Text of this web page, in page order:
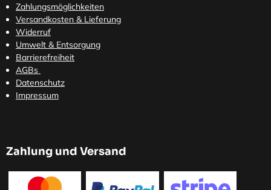
Zahlungsmöglichkeiten
Versandkosten & Lieferung
Widerruf
Umwelt & Entsorgung
Barrierefreiheit
AGBs
Datenschutz
Impressum
Zahlung und Versand